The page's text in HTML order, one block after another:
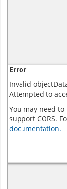
Error
Invalid
Attempted to
You may need
support CORS.
documentation.